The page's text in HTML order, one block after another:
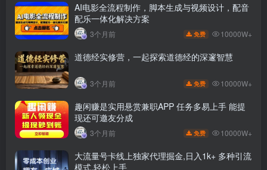
AI电影全流程制作，脚本生成与视频设计，配音
配乐一体化解决方案
3个月前 免费 10000W+
道德经实修营，一起探索道德经的深邃智慧
3个月前 免费 10000W+
趣闲赚是实用悬赏兼职APP 任务多易上手 能提
现还可邀友分成
3个月前 免费 10000W+
大流量号卡线上独家代理掘金,日入1k+ 多种引流
模式,轻松上手